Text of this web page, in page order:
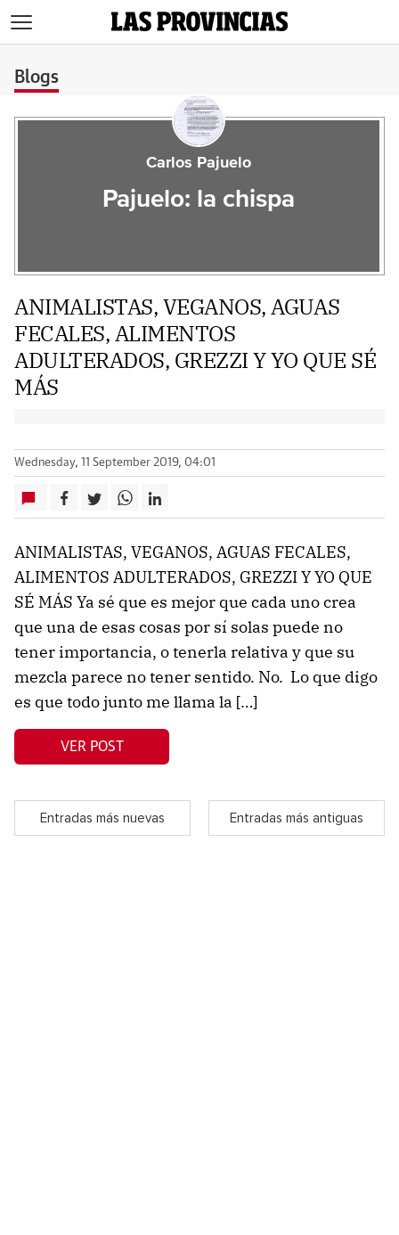
Blogs
Carlos Pajuelo
Pajuelo: la chispa
ANIMALISTAS, VEGANOS, AGUAS
FECALES, ALIMENTOS
ADULTERADOS, GREZZI Y YO QUE SÉ
MÁS
Wednesday, 11 September 2019, 04:01
ANIMALISTAS, VEGANOS, AGUAS FECALES,
ALIMENTOS ADULTERADOS, GREZZI Y YO QUE
SÉ MÁS Ya sé que es mejor que cada uno crea
que una de esas cosas por sí solas puede no
tener importancia, o tenerla relativa y que su
mezcla parece no tener sentido. No. Lo que digo
es que todo junto me llama la […]
VER POST
Entradas más nuevas Entradas más antiguas